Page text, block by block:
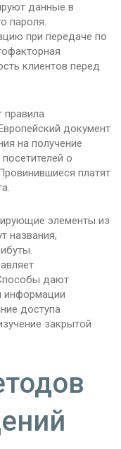
данные в
пароля.
при передаче по
клиентов перед
правила
документ
на получение
о
платят
элементы из
названия,
дают
информации
доступа
закрытой